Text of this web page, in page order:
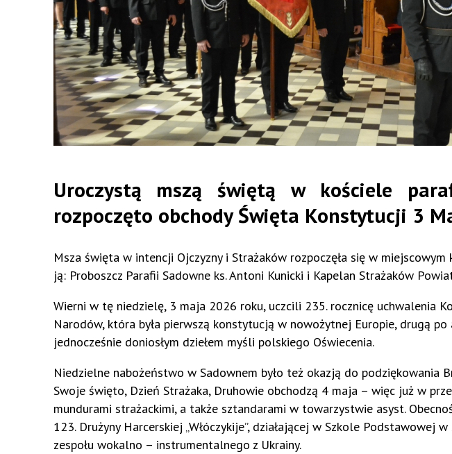
Uroczystą mszą świętą w kościele
rozpoczęto obchody Święta Konstytucji 3
Msza święta w intencji Ojczyzny i Strażaków rozpoczęła się w
ją: Proboszcz Parafii Sadowne ks. Antoni Kunicki i Kapelan Strażaków
Wierni w tę niedzielę, 3 maja 2026 roku, uczcili 235. rocznicę uchwalenia
Narodów, która była pierwszą konstytucją w nowożytnej Europie, drugą po
jednocześnie doniosłym dziełem myśli polskiego Oświecenia.
Niedzielne nabożeństwo w Sadownem było też okazją do podziękowania
Swoje święto, Dzień Strażaka, Druhowie obchodzą 4 maja – więc już w
mundurami strażackimi, a także sztandarami w towarzystwie asyst.
123. Drużyny Harcerskiej „Włóczykije”, działającej w Szkole Podstawowej
zespołu wokalno – instrumentalnego z Ukrainy.